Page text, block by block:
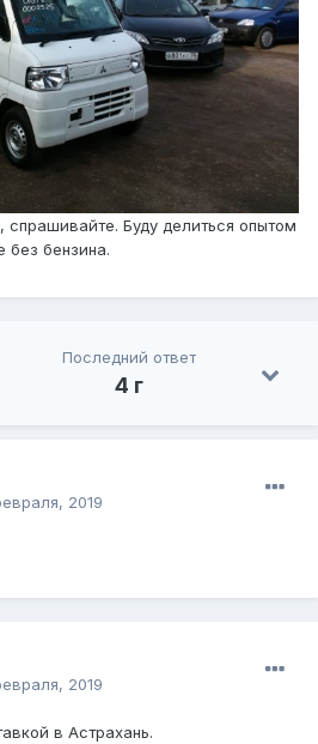
спрашивайте. Буду делиться опытом
бензина.
Последний ответ
4 г
2019
2019
в Астрахань.